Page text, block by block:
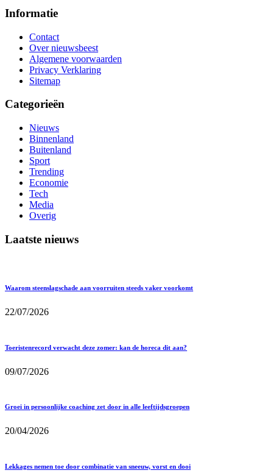
Informatie
Contact
Over nieuwsbeest
Algemene voorwaarden
Privacy Verklaring
Sitemap
Categorieën
Nieuws
Binnenland
Buitenland
Sport
Trending
Economie
Tech
Media
Overig
Laatste nieuws
Waarom steenslagschade aan voorruiten steeds vaker voorkomt
22/07/2026
Toeristenrecord verwacht deze zomer: kan de horeca dit aan?
09/07/2026
Groei in persoonlijke coaching zet door in alle leeftijdsgroepen
20/04/2026
Lekkages nemen toe door combinatie van sneeuw, vorst en dooi